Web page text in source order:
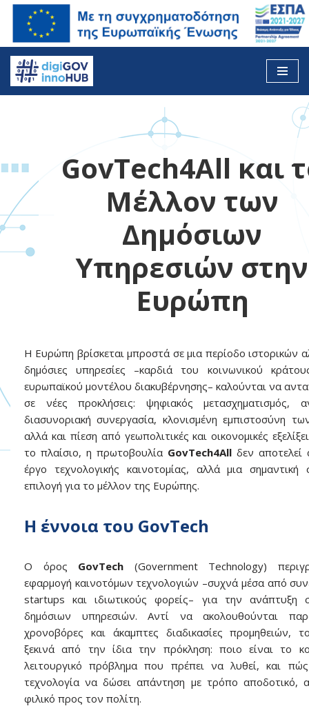
to
content
GovTech4All και
Μέλλον των
Δημόσιων
Υπηρεσιών στην
Ευρώπη
Η Ευρώπη βρίσκεται μπροστά σε μια περίοδο ιστορικών
δημόσιες υπηρεσίες –καρδιά του κοινωνικού
ευρωπαϊκού μοντέλου διακυβέρνησης– καλούνται να
σε νέες προκλήσεις: ψηφιακός μετασχηματισμός,
διασυνοριακή συνεργασία, κλονισμένη εμπιστοσύνη
αλλά και πίεση από γεωπολιτικές και οικονομικές
το πλαίσιο, η πρωτοβουλία GovTech4All δεν
έργο τεχνολογικής καινοτομίας, αλλά μια σημαντική
επιλογή για το μέλλον της Ευρώπης.
Η έννοια του GovTech
Ο όρος GovTech (Government Technology)
εφαρμογή καινοτόμων τεχνολογιών –συχνά μέσα από
startups και ιδιωτικούς φορείς– για την ανάπτυξη
δημόσιων υπηρεσιών. Αντί να ακολουθούνται
χρονοβόρες και άκαμπτες διαδικασίες προμηθειών,
ξεκινά από την ίδια την πρόκληση: ποιο είναι το
λειτουργικό πρόβλημα που πρέπει να λυθεί, και
τεχνολογία να δώσει απάντηση με τρόπο αποδοτικό,
φιλικό προς τον πολίτη.